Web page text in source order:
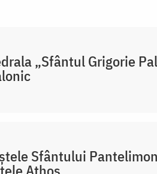
„Sfântul Grigorie
Sfântului